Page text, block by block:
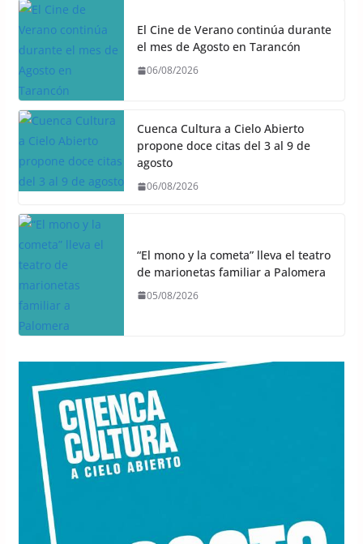
El Cine de Verano continúa durante
el mes de Agosto en Tarancón
06/08/2026
Cuenca Cultura a Cielo Abierto
propone doce citas del 3 al 9 de
agosto
06/08/2026
“El mono y la cometa” lleva el teatro
de marionetas familiar a Palomera
05/08/2026